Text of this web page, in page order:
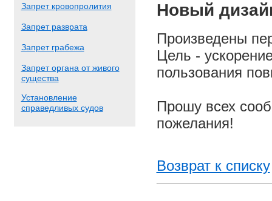
Запрет кровопролития
Запрет разврата
Запрет грабежа
Запрет органа от живого
существа
Установление
справедливых судов
Новый
Произведены
Цель -
пользования
Прошу всех
пожелания!
Возврат к списку